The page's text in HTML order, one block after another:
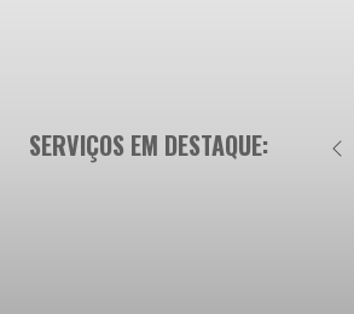
SERVIÇOS EM DESTAQUE: